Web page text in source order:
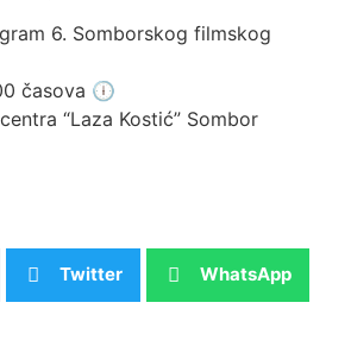
6. Somborskog filmskog
časova 🕕
“Laza Kostić” Sombor
Twitter WhatsApp